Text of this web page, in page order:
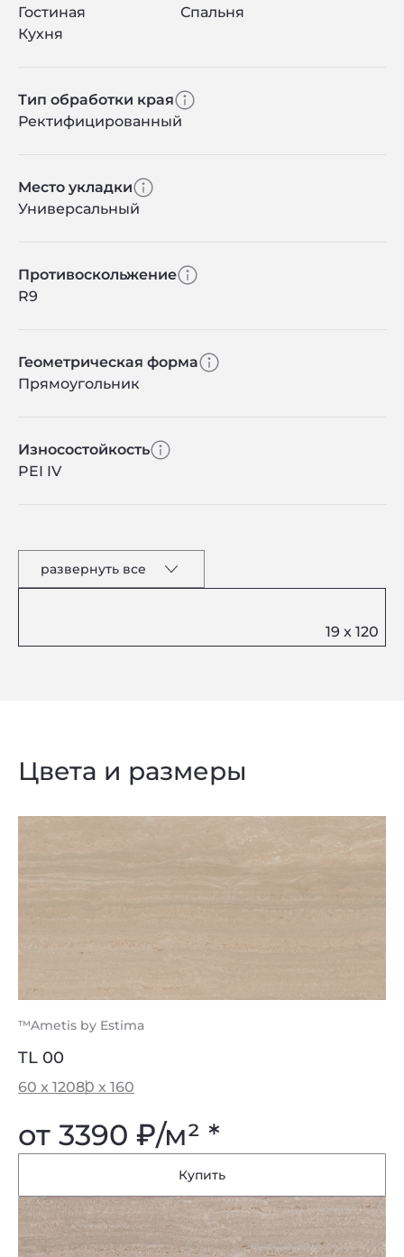
Гостиная
Спальня
Кухня
Тип обработки края
Ректифицированный
Место укладки
Универсальный
Противоскольжение
R9
Геометрическая форма
Прямоугольник
Износостойкость
PEI IV
развернуть все
Цвета и размеры
™Ametis by Estima
TL 00
60 x 12080 x 160
от 3390 ₽/м² *
Купить